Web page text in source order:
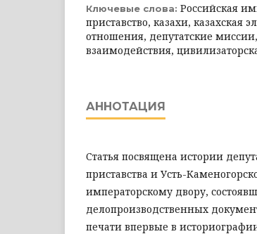
Ключевые слова: Российская
приставство, казахи, казахская
отношения, депутатские
взаимодействия,
АННОТАЦИЯ
Статья посвящена истории
приставства и Усть-
императорскому двору,
делопроизводственных
печати впервые в